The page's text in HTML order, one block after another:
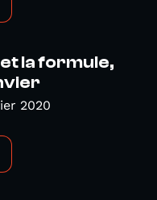
et la formule,
2020